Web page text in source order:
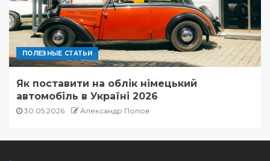
ПОЛЕЗНЫЕ СТАТЬИ
Як поставити на облік німецький
автомобіль в Україні 2026
30.05.2026 Александр Попов